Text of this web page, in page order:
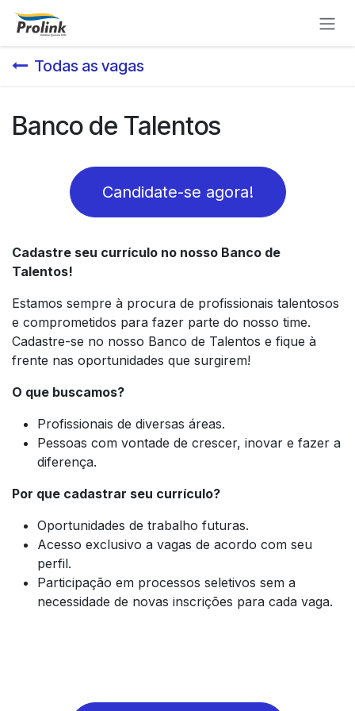
Pular para o conteúdo
Todas as vagas
Banco de Talentos
Candidate-se agora!
Cadastre seu currículo no nosso Banco de
Talentos!
Estamos sempre à procura de profissionais talentosos
e comprometidos para fazer parte do nosso time.
Cadastre-se no nosso Banco de Talentos e fique à
frente nas oportunidades que surgirem!
O que buscamos?
Profissionais de diversas áreas.
Pessoas com vontade de crescer, inovar e fazer a
diferença.
Por que cadastrar seu currículo?
Oportunidades de trabalho futuras.
Acesso exclusivo a vagas de acordo com seu
perfil.
Participação em processos seletivos sem a
necessidade de novas inscrições para cada vaga.